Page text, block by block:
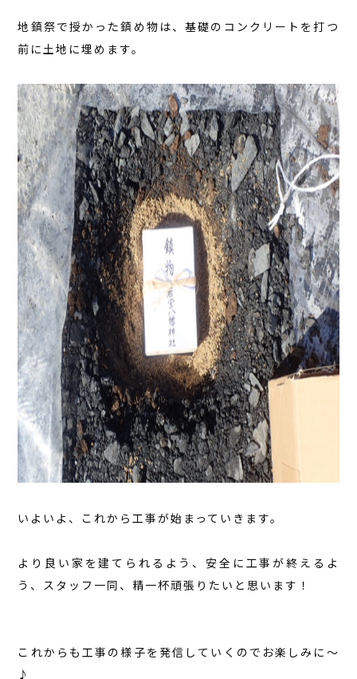
地鎮祭で授かった鎮め物は、基礎のコンクリートを打つ
前に土地に埋めます。
いよいよ、これから工事が始まっていきます。
より良い家を建てられるよう、安全に工事が終えるよ
う、スタッフ一同、精一杯頑張りたいと思います！
これからも工事の様子を発信していくのでお楽しみに～
♪